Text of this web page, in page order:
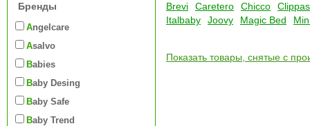
Бренды
Angelcare
Asalvo
Babies
Baby Desing
Baby Safe
Baby Trend
Brevi
Caretero Chicco
Italbaby
Joovy Magic Bed
Показать товары, снятые с